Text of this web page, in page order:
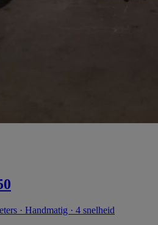
· Handmatig · 4 snelheid